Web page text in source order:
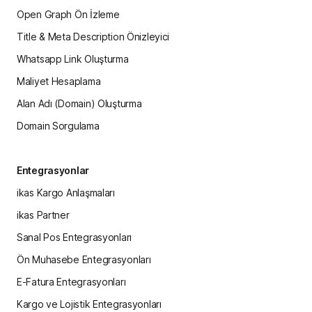
Entegrasyonlar
ikas Kargo Anlaşmaları
ikas Partner
Sanal Pos Entegrasyonları
Ön Muhasebe Entegrasyonları
E-Fatura Entegrasyonları
Kargo ve Lojistik Entegrasyonları
Open Graph Ön İzleme
Title & Meta Description Önizleyici
Whatsapp Link Oluşturma
Maliyet Hesaplama
Alan Adı (Domain) Oluşturma
Domain Sorgulama